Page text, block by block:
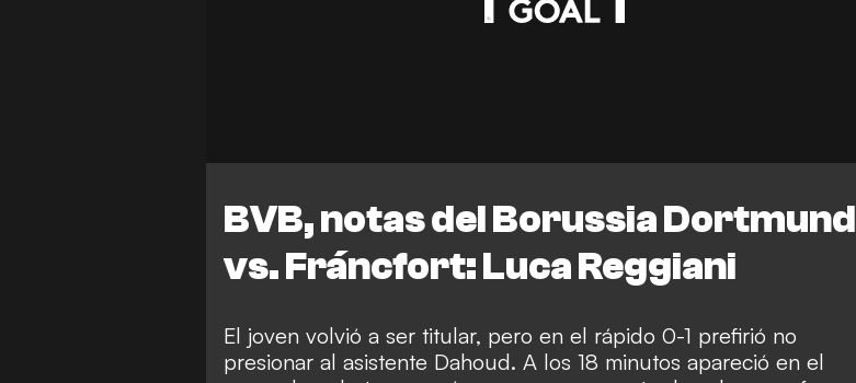
BVB, notas del Borussia Dortmund
vs. Fráncfort: Luca Reggiani
El joven volvió a ser titular, pero en el rápido 0-1 prefirió no
presionar al asistente Dahoud. A los 18 minutos apareció en el